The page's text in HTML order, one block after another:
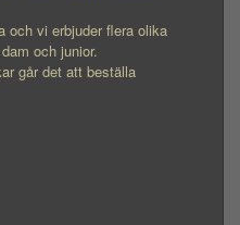
och vi erbjuder flera olika
och junior.
går det att beställa